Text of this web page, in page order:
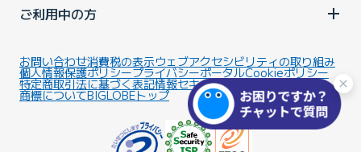
ご利用中の方
お問い合わせ消費税の表示ウェブアクセシビリティの取り組み
個人情報保護ポリシープライバシーポータルCookieポリシー
特定商取引法に基づく表記情報セキュリティ基本方針
商標についてBIGLOBEトップ